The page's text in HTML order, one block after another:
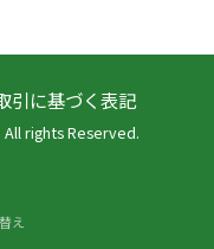
引に基づく表記
rights Reserved.
え